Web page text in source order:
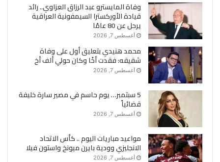
وفاة المايسترو عبد الرزاق العزاوي.. رائد
قيادة الأوركسترا السيمفونية العراقية
يرحل عن 80 عامًا
أغسطس 7, 2026
محمد هنيدي بتعليق أول على وفاة
شقيقه: فقدت أخًا وكان حولي ألف أخ
أغسطس 7, 2026
5 سبتمبر… يوم حاسم في مصير سارة خليفة
قضائياً
أغسطس 7, 2026
مواعيد مباريات اليوم .. كأس الاتحاد
الانجليزي وودية بايرن ميونخ واستون فيلا
أغسطس 7, 2026